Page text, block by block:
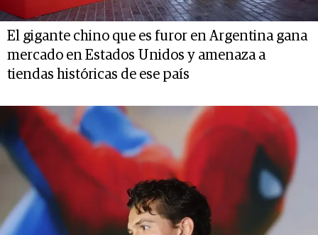
El gigante chino que es furor en Argentina gana
mercado en Estados Unidos y amenaza a
tiendas históricas de ese país